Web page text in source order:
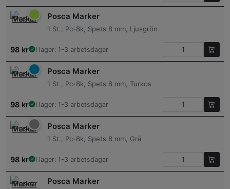
Posca Marker
1 St., Pc-8k, Spets 8 mm, Ljusgrön
98 kr I lager: 1-3 arbetsdagar
Posca Marker
1 St., Pc-8k, Spets 8 mm, Turkos
98 kr I lager: 1-3 arbetsdagar
Posca Marker
1 St., Pc-8k, Spets 8 mm, Grå
98 kr I lager: 1-3 arbetsdagar
Posca Marker